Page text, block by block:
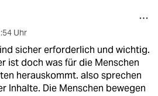
Uhr
sicher erforderlich und wichtig.
ist doch was für die Menschen
herauskommt. also sprechen
Inhalte. Die Menschen bewegen